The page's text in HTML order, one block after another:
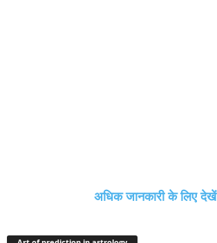
अधिक जानकारी के लिए देखें